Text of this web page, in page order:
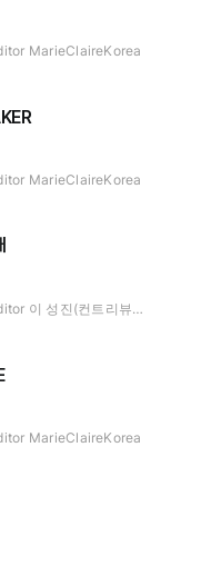
MarieClaireKorea
MAKER
MarieClaireKorea
이 성진(컨트리뷰팅 에디터)
MarieClaireKorea